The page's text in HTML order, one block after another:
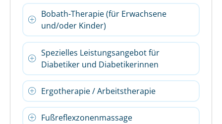
Bobath-Therapie (für Erwachsene
und/oder Kinder)
Spezielles Leistungsangebot für
Diabetiker und Diabetikerinnen
Ergotherapie / Arbeitstherapie
Fußreflexzonenmassage